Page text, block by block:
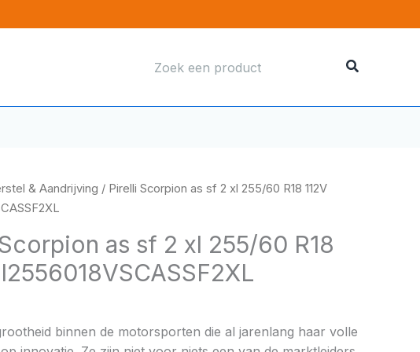
naar:
& Aandrijving / Pirelli Scorpion as sf 2 xl 255/60 R18 112V
as sf 2 xl 255/60 R18
binnen de motorsporten die al jarenlang haar volle